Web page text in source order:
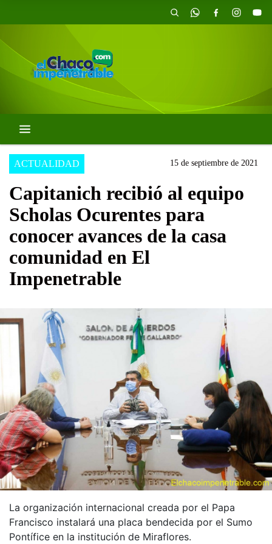
ACTUALIDAD 15 de septiembre de 2021
Capitanich recibió al equipo
Scholas Ocurentes para
conocer avances de la casa
comunidad en El
Impenetrable
La organización internacional creada por el Papa
Francisco instalará una placa bendecida por el Sumo
Pontífice en la institución de Miraflores.